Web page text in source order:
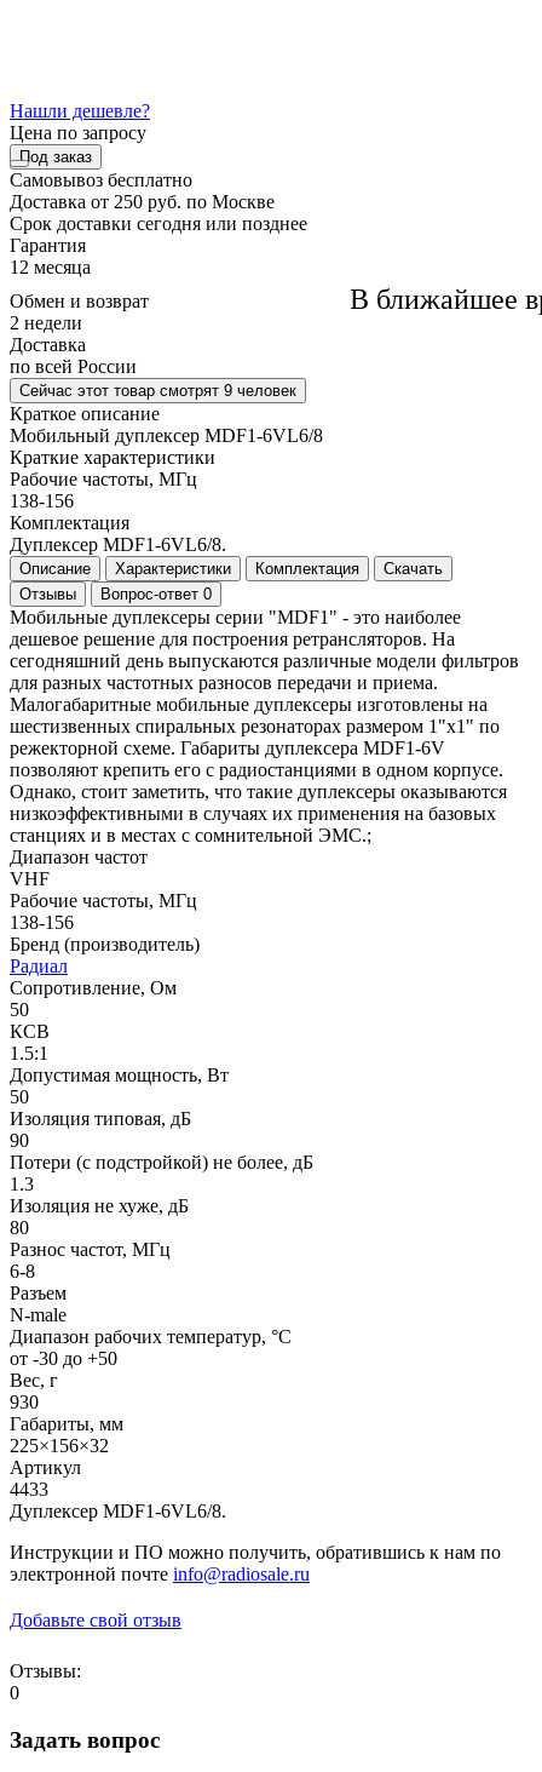
Нашли дешевле?
В ближайшее
Цена по запросу
Под заказ
Самовывоз бесплатно
Доставка от 250 руб. по Москве
Cрок доставки сегодня или позднее
Гарантия
12 месяца
Обмен и возврат
2 недели
Доставка
по всей России
Сейчас этот товар смотрят 9 человек
Краткое описание
Мобильный дуплексер MDF1-6VL6/8
Краткие характеристики
Рабочие частоты, МГц
138-156
Комплектация
Дуплексер MDF1-6VL6/8.
Описание Характеристики Комплектация
Скачать
Отзывы
Вопрос-ответ 0
Мобильные дуплексеры серии "MDF1" - это наиболее
дешевое решение для построения ретрансляторов. На
сегодняшний день выпускаются различные модели фильтров
для разных частотных разносов передачи и приема.
Малогабаритные мобильные дуплексеры изготовлены на
шестизвенных спиральных резонаторах размером 1"х1" по
режекторной схеме. Габариты дуплексера MDF1-6V
позволяют крепить его с радиостанциями в одном корпусе.
Однако, стоит заметить, что такие дуплексеры оказываются
низкоэффективными в случаях их применения на базовых
станциях и в местах с сомнительной ЭМС.;
Диапазон частот
VHF
Рабочие частоты, МГц
138-156
Бренд (производитель)
Радиал
Сопротивление, Ом
50
КСВ
1.5:1
Допустимая мощность, Вт
50
Изоляция типовая, дБ
90
Потери (с подстройкой) не более, дБ
1.3
Изоляция не хуже, дБ
80
Разнос частот, МГц
6-8
Разъем
N-male
Диапазон рабочих температур, °С
от -30 до +50
Вес, г
930
Габариты, мм
225×156×32
Артикул
4433
Дуплексер MDF1-6VL6/8.
Инструкции и ПО можно получить, обратившись к нам по
электронной почте info@radiosale.ru
Добавьте свой отзыв
Отзывы:
0
Задать вопрос